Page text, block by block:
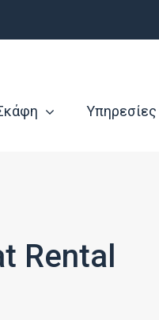
Υπηρεσίες
Rental